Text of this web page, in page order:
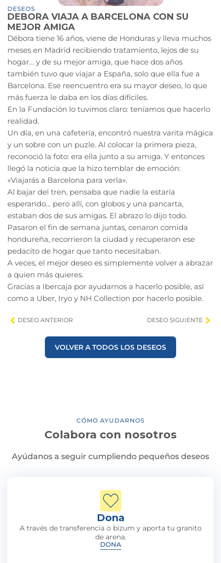
DESEOS
DEBORA VIAJA A BARCELONA CON SU
MEJOR AMIGA
Débora tiene 16 años, viene de Honduras y lleva muchos
meses en Madrid recibiendo tratamiento, lejos de su
hogar… y de su mejor amiga, que hace dos años
también tuvo que viajar a España, solo que ella fue a
Barcelona. Ese reencuentro era su mayor deseo, lo que
más fuerza le daba en los días difíciles.
En la Fundación lo tuvimos claro: teníamos que hacerlo
realidad.
Un día, en una cafetería, encontró nuestra varita mágica
y un sobre con un puzle. Al colocar la primera pieza,
reconoció la foto: era ella junto a su amiga. Y entonces
llegó la noticia que la hizo temblar de emoción:
«Viajarás a Barcelona para verla».
Al bajar del tren, pensaba que nadie la estaría
esperando… pero allí, con globos y una pancarta,
estaban dos de sus amigas. El abrazo lo dijo todo.
Pasaron el fin de semana juntas, cenaron comida
hondureña, recorrieron la ciudad y recuperaron ese
pedacito de hogar que tanto necesitaban.
A veces, el mejor deseo es simplemente volver a abrazar
a quien más quieres.
Gracias a Ibercaja por ayudarnos a hacerlo posible, así
como a Uber, Iryo y NH Collection por hacerlo posible.
DESEO ANTERIOR DESEO SIGUIENTE
VOLVER A TODOS LOS DESEOS
CÓMO AYUDARNOS
Colabora con nosotros
Ayúdanos a seguir cumpliendo pequeños deseos
Dona
A través de transferencia o bizum y aporta tu granito
de arena.
DONA